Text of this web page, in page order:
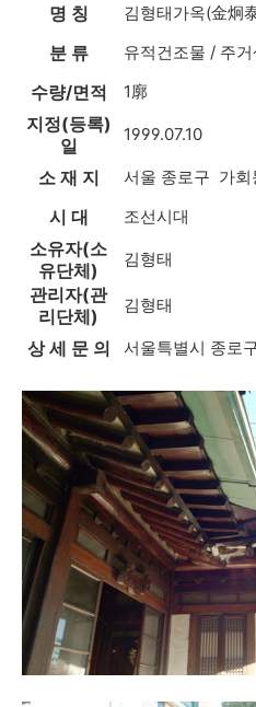
명 칭 김형태가옥(金炯
분 류 유적건조물 / 주
수량/면적 1廓
지정(등록)
일
1999.07.10
소 재 지 서울 종로구 가
시 대 조선시대
소유자(소
유단체)
김형태
관리자(관
리단체)
김형태
상 세 문 의 서울특별시 종로